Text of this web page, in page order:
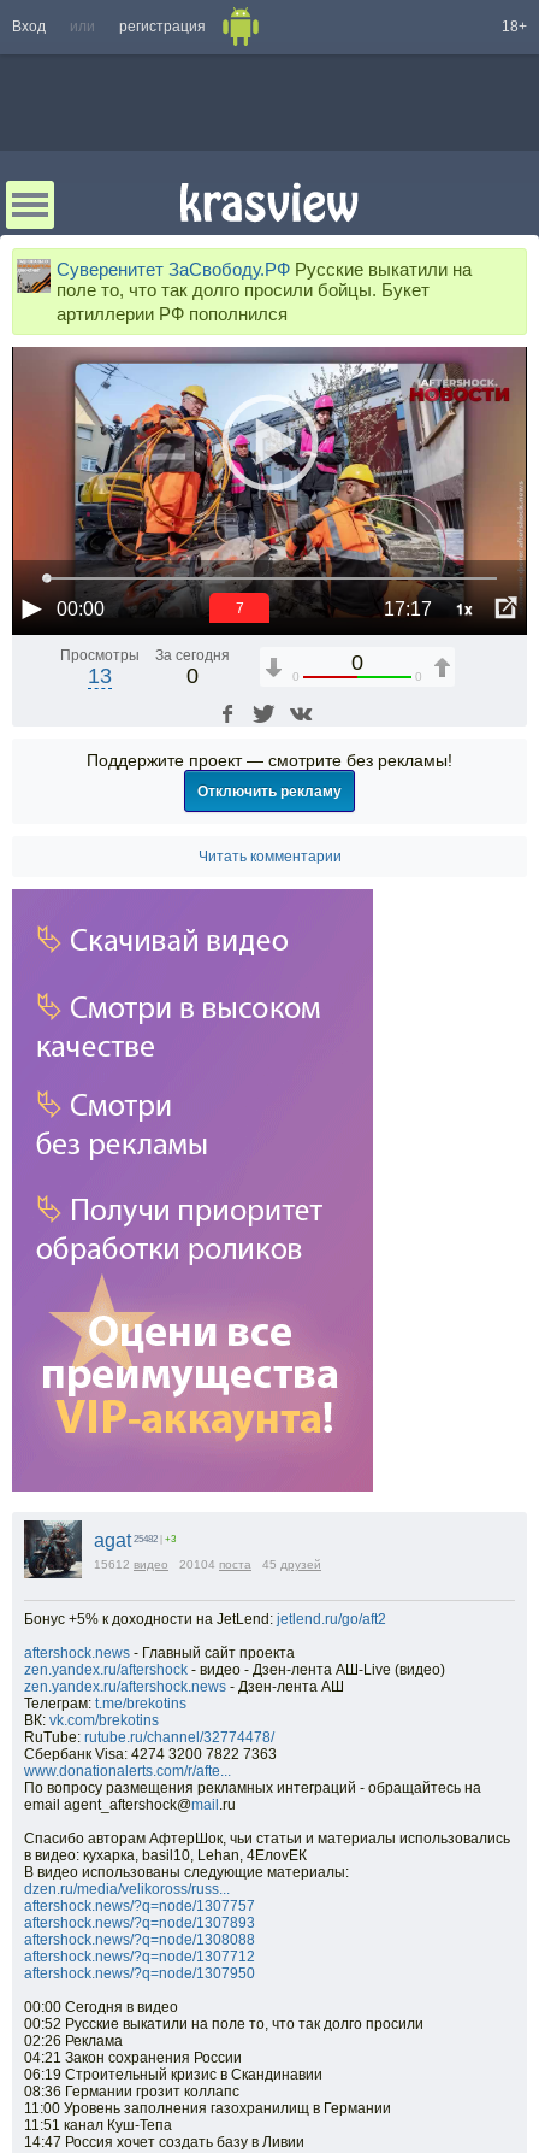
Вход или регистрация 18+
Суверенитет ЗаСвободу.РФ Русские выкатили на
поле то, что так долго просили бойцы. Букет
артиллерии РФ пополнился
00:00 17:17 1x
6
Просмотры
13
За сегодня
0
0
0 0
Поддержите проект — смотрите без рекламы!
Отключить рекламу
Читать комментарии
agat 25482 +3
15612 видео 20104 поста 45 друзей
Бонус +5% к доходности на JetLend: jetlend.ru/go/aft2
aftershock.news - Главный сайт проекта
zen.yandex.ru/aftershock - видео - Дзен-лента АШ-Live (видео)
zen.yandex.ru/aftershock.news - Дзен-лента АШ
Телеграм: t.me/brekotins
ВК: vk.com/brekotins
RuTube: rutube.ru/channel/32774478/
Сбербанк Visa: 4274 3200 7822 7363
www.donationalerts.com/r/afte...
По вопросу размещения рекламных интеграций - обращайтесь на
email agent_aftershock@mail .ru
Спасибо авторам АфтерШок, чьи статьи и материалы использовались
в видео: кухарка, basil10, Lehan, 4EлovЕК
В видео использованы следующие материалы:
dzen.ru/media/velikoross/russ...
aftershock.news/?q=node/1307757
aftershock.news/?q=node/1307893
aftershock.news/?q=node/1308088
aftershock.news/?q=node/1307712
aftershock.news/?q=node/1307950
00:00 Сегодня в видео
00:52 Русские выкатили на поле то, что так долго просили
02:26 Реклама
04:21 Закон сохранения России
06:19 Строительный кризис в Скандинавии
08:36 Германии грозит коллапс
11:00 Уровень заполнения газохранилищ в Германии
11:51 канал Куш-Тепа
14:47 Россия хочет создать базу в Ливии